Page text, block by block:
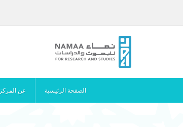
الصفحة الرئيسية عن المركز